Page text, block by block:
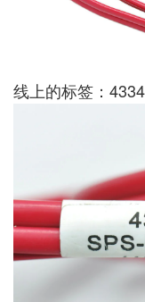
线上的标签：